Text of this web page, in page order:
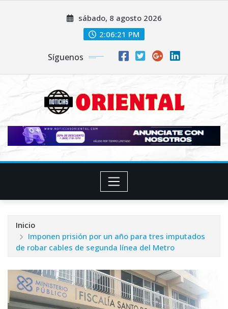
sábado, 8 agosto 2026
2:06:22 PM
Síguenos
Inicio
Imponen prisión por un año para tres imputados
de robar cables de segunda línea del Metro